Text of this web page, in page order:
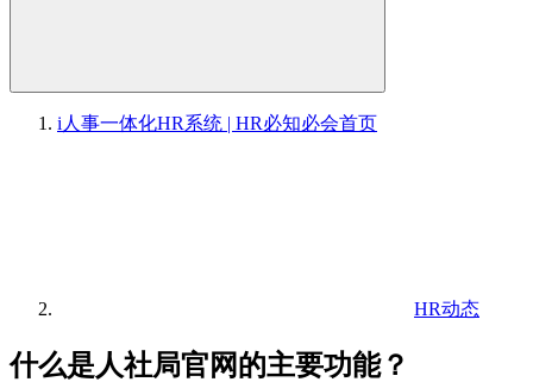
i人事一体化HR系统 | HR必知必会首页
HR动态
什么是人社局官网的主要功能？